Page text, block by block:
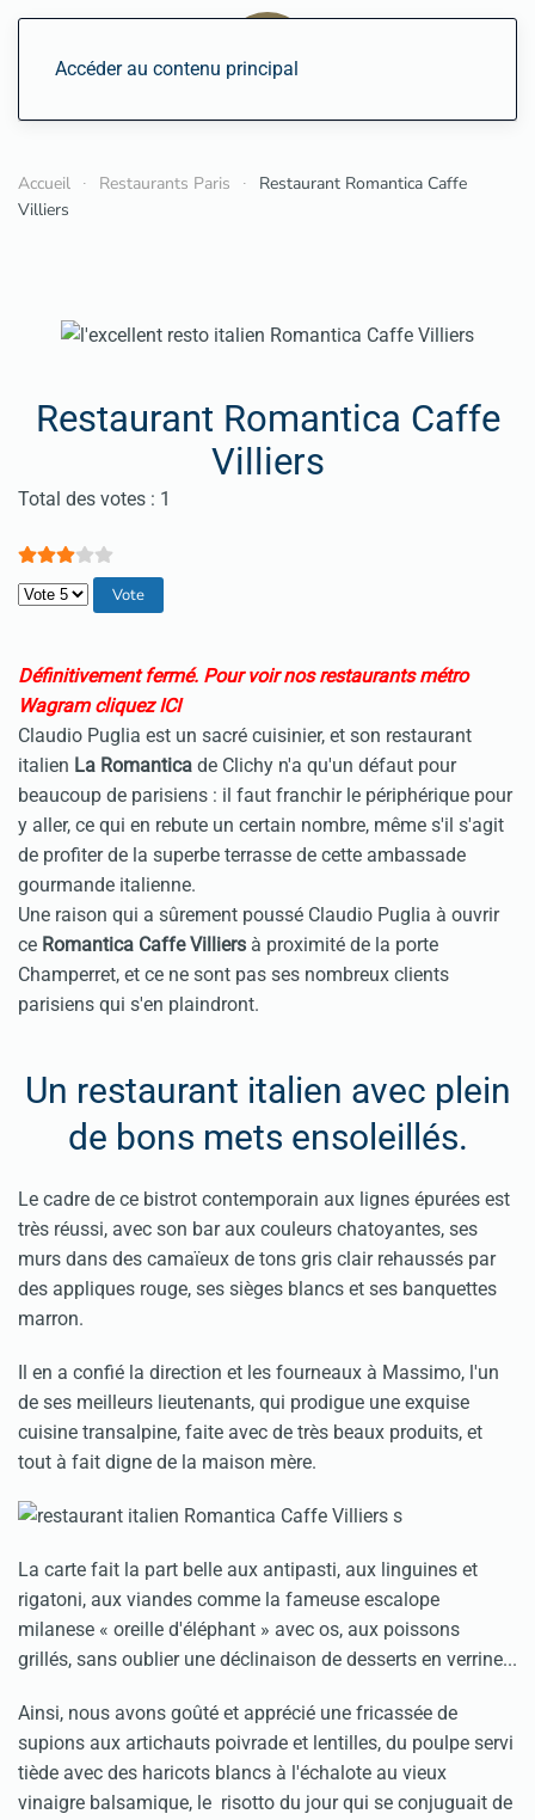
Accéder au contenu principal
Accueil Restaurants Paris
Restaurant Romantica Caffe
Villiers
Restaurant Romantica Caffe
Villiers
Vote utilisateur:3/
Total des votes : 1
Veuillez voter
Définitivement fermé. Pour voir nos restaurants métro
Wagram cliquez ICI
Claudio Puglia est un sacré cuisinier, et son restaurant
italien La Romantica de Clichy n'a qu'un défaut pour
beaucoup de parisiens : il faut franchir le périphérique pour
y aller, ce qui en rebute un certain nombre, même s'il s'agit
de profiter de la superbe terrasse de cette ambassade
gourmande italienne.
Une raison qui a sûrement poussé Claudio Puglia à ouvrir
ce Romantica Caffe Villiers à proximité de la porte
Champerret, et ce ne sont pas ses nombreux clients
parisiens qui s'en plaindront.
Un restaurant italien avec plein
de bons mets ensoleillés.
Le cadre de ce bistrot contemporain aux lignes épurées est
très réussi, avec son bar aux couleurs chatoyantes, ses
murs dans des camaïeux de tons gris clair rehaussés par
des appliques rouge, ses sièges blancs et ses banquettes
marron.
Il en a confié la direction et les fourneaux à Massimo, l'un
de ses meilleurs lieutenants, qui prodigue une exquise
cuisine transalpine, faite avec de très beaux produits, et
tout à fait digne de la maison mère.
La carte fait la part belle aux antipasti, aux linguines et
rigatoni, aux viandes comme la fameuse escalope
milanese « oreille d'éléphant » avec os, aux poissons
grillés, sans oublier une déclinaison de desserts en verrine...
Ainsi, nous avons goûté et apprécié une fricassée de
supions aux artichauts poivrade et lentilles, du poulpe servi
tiède avec des haricots blancs à l'échalote au vieux
vinaigre balsamique, le risotto du jour qui se conjuguait de